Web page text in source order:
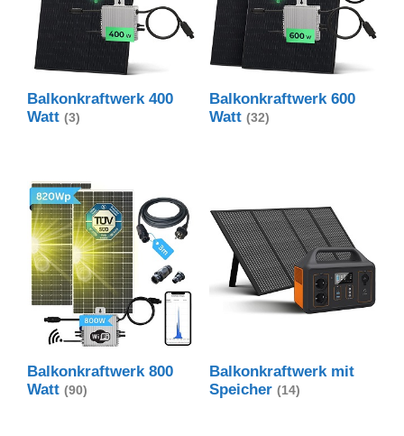
Balkonkraftwerk 400
Watt (3)
Balkonkraftwerk 600
Watt (32)
Balkonkraftwerk 800
Watt (90)
Balkonkraftwerk mit
Speicher (14)